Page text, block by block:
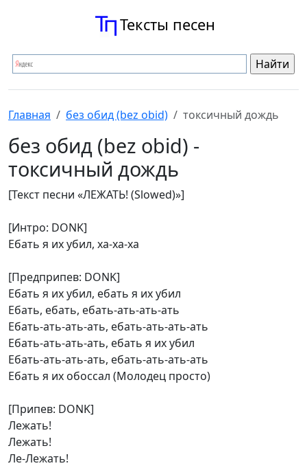
Тексты песен
Главная без обид (bez obid) токсичный дождь
без обид (bez obid) -
токсичный дождь
[Текст песни «ЛЕЖАТЬ! (Slowed)»]
[Интро: DONK]
Ебать я их убил, ха-ха-ха
[Предприпев: DONK]
Ебать я их убил, ебать я их убил
Ебать, ебать, ебать-ать-ать-ать
Ебать-ать-ать-ать, ебать-ать-ать-ать
Ебать-ать-ать-ать, ебать я их убил
Ебать-ать-ать-ать, ебать-ать-ать-ать
Ебать я их обоссал (Молодец просто)
[Припев: DONK]
Лежать!
Лежать!
Ле-Лежать!